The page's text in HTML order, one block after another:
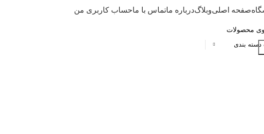
صفحه اصلیوبلاگدرباره ماتماس با ماحساب کاربری من
دسته بندی